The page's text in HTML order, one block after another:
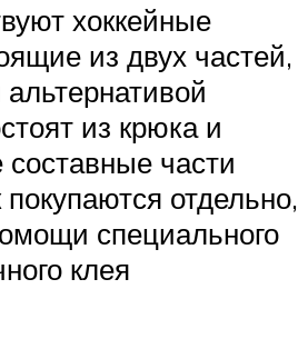
хоккейные
из двух частей,
из крюка и
составные части
отдельно,
специального
клея